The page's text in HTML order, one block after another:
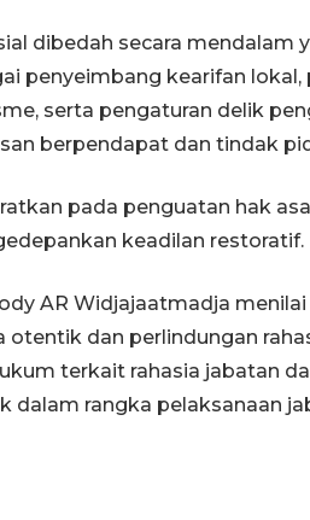
dibedah secara mendalam
penyeimbang kearifan
serta pengaturan delik
berpendapat dan tindak
pada penguatan hak
keadilan restoratif.
AR Widjajaatmadja
dan perlindungan
terkait rahasia jabatan
dalam rangka pelaksanaan